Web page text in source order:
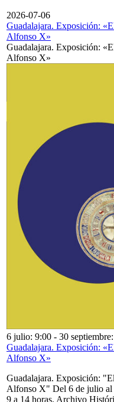
2026-07-06
Guadalajara. Exposición:
Alfonso X»
Guadalajara. Exposición:
Alfonso X»
6 julio: 9:00 - 30
Guadalajara. Exposición:
Alfonso X»
Guadalajara. Exposición:
Alfonso X" Del 6 de julio al
9 a 14 horas. Archivo